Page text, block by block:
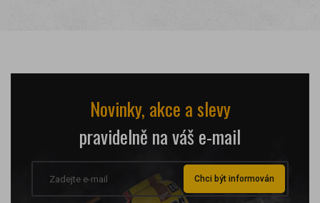
Novinky, akce a slevy
pravidelně na váš e-mail
Chci být informován